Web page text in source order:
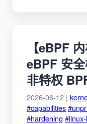
【eBPF
eBPF 安
非特权
2026-06-12 |
#capabilities
#hardening